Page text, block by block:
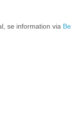
se information via